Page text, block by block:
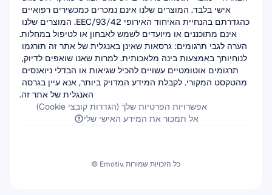
אינם מתוכננים או מיועדים לשמש לאבחון או לטיפול במחלות.
האנגלית של אתר זה.
אפשרויות הפרטיות שלך (הגדרות קובצי Cookie)
אל תמכור את המידע האישי שלי
© Emotiv. כל הזכויות שמורות